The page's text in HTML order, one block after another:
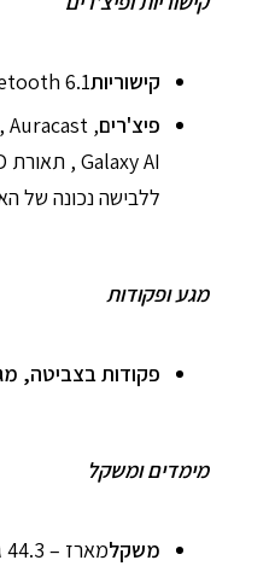
קישוריות6.1
פיצ'ריםAuracast ,
ללבישה נכונה של
מגע ופקודות
פקודות בצביטה,
מימדים ומשקל
משקל